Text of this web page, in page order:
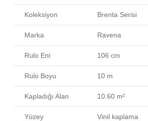
Koleksiyon Brenta Serisi
Marka Ravena
Rulo Eni 106 cm
Rulo Boyu 10 m
Kapladığı Alan 10.60 m²
Yüzey
Vinil kaplama